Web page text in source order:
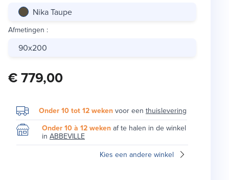
Nika Taupe
Afmetingen :
90x200
€ 779,00
Onder 10 tot 12 weken voor een thuislevering
Onder 10 à 12 weken af te halen in de winkel
in ABBEVILLE
Kies een andere winkel